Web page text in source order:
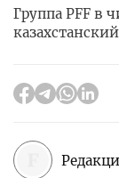
Группа PFF в